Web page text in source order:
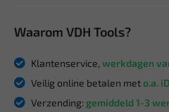
Waarom VDH Tools?
Klantenservice, werkdagen
Veilig online betalen meto.a.
Verzending: gemiddeld 1-3